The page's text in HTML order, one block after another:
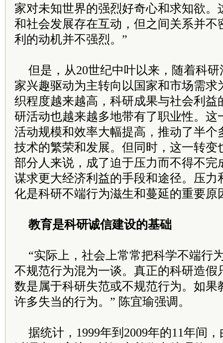
家对未知世界的强烈好奇心和求知欲。
和社会发展存在互动，但之间关系并不
利的动机并不强烈。”
但是，从20世纪中叶以来，随着科
家兴趣驱动为主转向以国家和市场需求
织程度越来越高，科研成果与社会利益
研活动也越来越多地带有了职业性。这
活动规模和效率大幅提高，推动了半个
技术的繁荣和发展。但同时，这一转变
部分人来说，成了迫于压力而不得不完
谋求更大经济利益的手段和途径。压力
化是科研不端行为滋生和蔓延的重要原
教育是科研诚信建设的基础
“实际上，社会上常常把科学不端行
不规范行为混为一谈。真正的科研造假
数是属于科研失范或不规范行为。如果
许多失当的行为。” 陈宜瑜强调。
据统计，1999年到2009年的11年间